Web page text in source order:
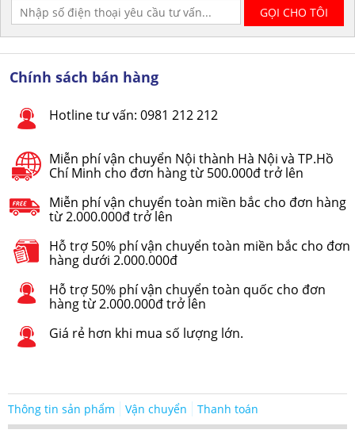
Chính sách bán hàng
Hotline tư vấn: 0981 212 212
Miễn phí vận chuyển Nội thành Hà Nội và TP.Hồ
Chí Minh cho đơn hàng từ 500.000đ trở lên
Miễn phí vận chuyển toàn miền bắc cho đơn hàng
từ 2.000.000đ trở lên
Hỗ trợ 50% phí vận chuyển toàn miền bắc cho đơn
hàng dưới 2.000.000đ
Hỗ trợ 50% phí vận chuyển toàn quốc cho đơn
hàng từ 2.000.000đ trở lên
Giá rẻ hơn khi mua số lượng lớn.
Thông tin sản phẩm Vận chuyển Thanh toán